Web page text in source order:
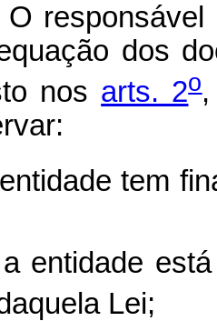
responsável
dos
nos arts. 2o
tem
está
Lei;